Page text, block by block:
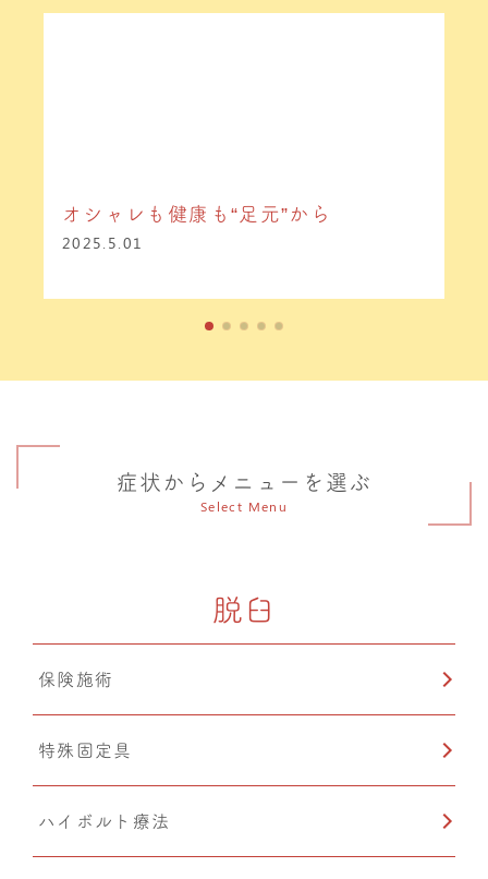
オシャレも健康も“足元”から
2025.5.01
症状からメニューを選ぶ
Select Menu
脱臼
保険施術
特殊固定具
ハイボルト療法